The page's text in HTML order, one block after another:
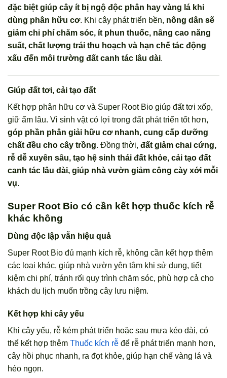
đặc biệt giúp cây ít bị ngộ độc phân hay vàng lá khi
dùng phân hữu cơ. Khi cây phát triển bền, nông dân sẽ
giảm chi phí chăm sóc, ít phun thuốc, nâng cao năng
suất, chất lượng trái thu hoạch và hạn chế tác động
xấu đến môi trường đất canh tác lâu dài.
Giúp đất tơi, cải tạo đất
Kết hợp phân hữu cơ và Super Root Bio giúp đất tơi xốp,
giữ ẩm lâu. Vi sinh vật có lợi trong đất phát triển tốt hơn,
góp phần phân giải hữu cơ nhanh, cung cấp dưỡng
chất đều cho cây trồng. Đồng thời, đất giảm chai cứng,
rễ dễ xuyên sâu, tạo hệ sinh thái đất khỏe, cải tạo đất
canh tác lâu dài, giúp nhà vườn giảm công cày xới mỗi
vụ.
Super Root Bio có cần kết hợp thuốc kích rễ
khác không
Dùng độc lập vẫn hiệu quả
Super Root Bio đủ mạnh kích rễ, không cần kết hợp thêm
các loại khác, giúp nhà vườn yên tâm khi sử dụng, tiết
kiệm chi phí, tránh rối quy trình chăm sóc, phù hợp cả cho
khách du lịch muốn trồng cây lưu niệm.
Kết hợp khi cây yếu
Khi cây yếu, rễ kém phát triển hoặc sau mưa kéo dài, có
thể kết hợp thêm Thuốc kích rễ để rễ phát triển mạnh hơn,
cây hồi phục nhanh, ra đọt khỏe, giúp hạn chế vàng lá và
héo ngọn.